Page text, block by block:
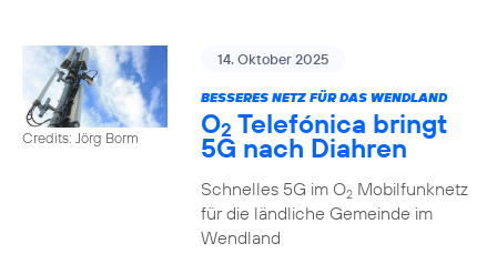
Credits: Jörg Borm
14. Oktober 2025
BESSERES NETZ FÜR DAS WENDLAND
O2 Telefónica bringt
5G nach Diahren
Schnelles 5G im O2Mobilfunknetz
für die ländliche Gemeinde im
Wendland